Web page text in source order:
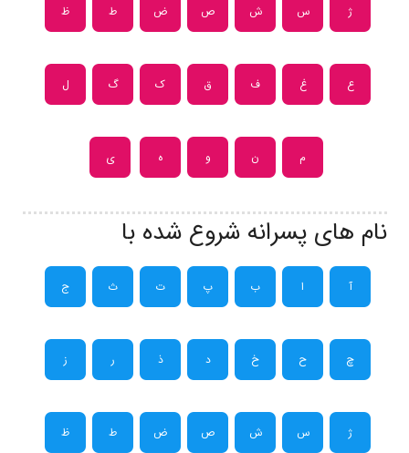
ژ س ش ص ض ط ظ
ع غ ف ق ک گ ل
م ن و ه ی
نام های پسرانه شروع شده با
آ ا ب پ ت ث ج
چ ح خ د ذ ر ز
ژ س ش ص ض ط ظ